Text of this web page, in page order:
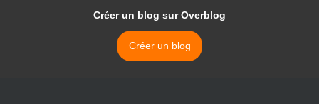
Créer un blog sur Overblog
Créer un blog